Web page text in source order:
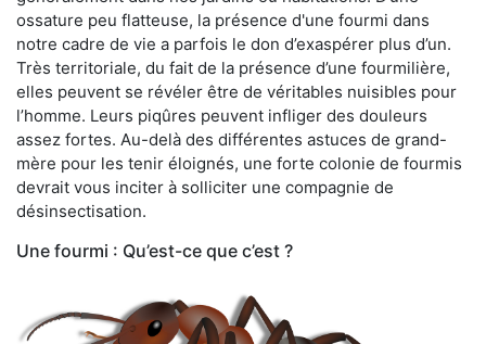
ossature peu flatteuse, la présence d'une fourmi dans
notre cadre de vie a parfois le don d’exaspérer plus d’un.
Très territoriale, du fait de la présence d’une fourmilière,
elles peuvent se révéler être de véritables nuisibles pour
l’homme. Leurs piqûres peuvent infliger des douleurs
assez fortes. Au-delà des différentes astuces de grand-
mère pour les tenir éloignés, une forte colonie de fourmis
devrait vous inciter à solliciter une compagnie de
désinsectisation.
Une fourmi : Qu’est-ce que c’est ?